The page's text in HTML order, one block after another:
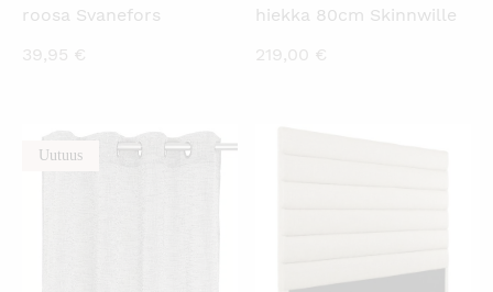
roosa Svanefors
39,95 €
hiekka 80cm Skinnwille
219,00 €
UutuusKATSO PIKANÄKYMÄ